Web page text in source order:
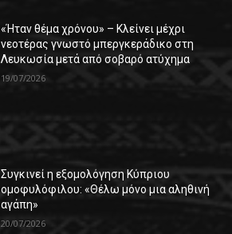
«Ήταν θέμα χρόνου» – Κλείνει μέχρι
νεοτέρας γνωστό μπεργκεράδικο στη
Λευκωσία μετά από σοβαρό ατύχημα
19/07/2026
Συγκινεί η εξομολόγηση Κύπριου
ομοφυλόφιλου: «Θέλω μόνο μια αληθινή
αγάπη»
20/07/2026